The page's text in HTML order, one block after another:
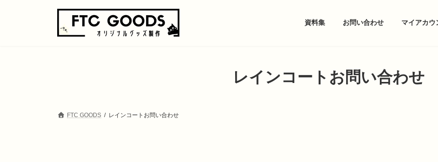
資料集 お問い合わせ マイアカウ
レインコートお問い合わせ
FTC GOODS レインコートお問い合わせ